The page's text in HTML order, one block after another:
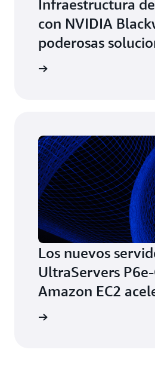
Infraestructura
con NVIDIA
poderosas
computación
Los nuevos
UltraServers
Amazon EC2
las GPU Grace